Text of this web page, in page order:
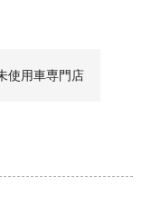
使用車専門店